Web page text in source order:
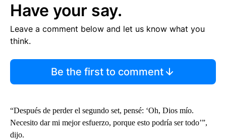
Have your say.
Leave a comment below and let us know what you
think.
Be the first to comment
“Después de perder el segundo set, pensé: ‘Oh, Dios mío.
Necesito dar mi mejor esfuerzo, porque esto podría ser todo’”,
dijo.